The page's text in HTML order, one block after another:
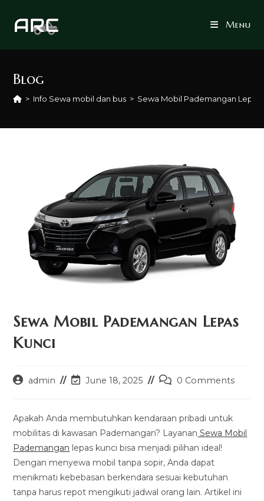
Menu
Blog
> Info Sewa mobil dan bus > Sewa Mobil Pademangan Lepas
Sewa Mobil Pademangan Lepas
Kunci
Postadmin
PostJune 18, 2025
Post0 Comments
Apakah Anda membutuhkan kendaraan pribadi untuk
mobilitas di kawasan Pademangan? Layanan Sewa Mobil
Pademangan lepas kunci bisa menjadi pilihan ideal!
Dengan menyewa mobil tanpa sopir, Anda dapat
menikmati kebebasan berkendara sesuai kebutuhan
tanpa harus repot mengikuti jadwal orang lain. Artikel ini